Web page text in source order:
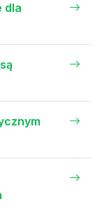
dla